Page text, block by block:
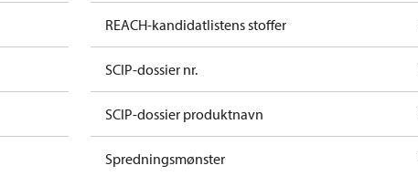
REACH-kandidatlistens stoffer
SCIP-dossier nr.
SCIP-dossier produktnavn
Spredningsmønster